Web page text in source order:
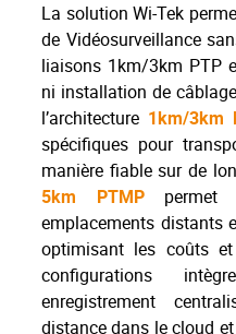
La solution Wi-Tek
de Vidéosurveillance
liaisons 1km/3km PTP
ni installation de
l’architecture 1km/3km
spécifiques pour
manière fiable sur de
5km PTMPpermet
emplacements distants
optimisant les coûts
configurations
enregistrement
distance dans le cloud